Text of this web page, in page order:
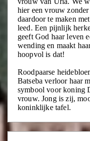
hier een vrouw
daardoor te maken
leed. Een pijnlijk
geeft God haar leven
wending en maakt
hoopvol is dat!
Roodpaarse
Batseba verloor haar
symbool voor koning
vrouw. Jong is zij,
koninklijke tafel.